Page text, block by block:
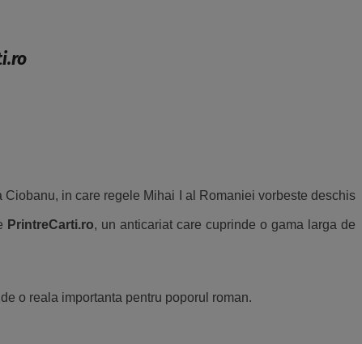
in care regele Mihai I al Romaniei vorbeste deschis
PrintreCarti.ro, un anticariat care cuprinde o gama larga de
o reala importanta pentru poporul roman.